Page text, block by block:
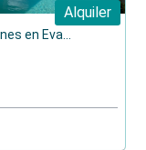
Alquiler
en Eva...